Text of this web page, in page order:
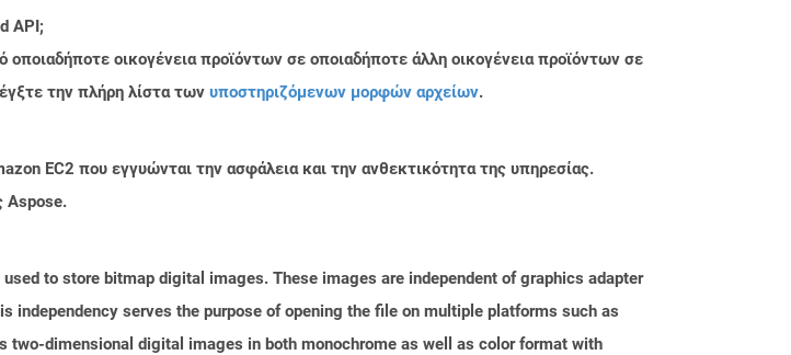
API;
οικογένεια προϊόντων σε οποιαδήποτε άλλη οικογένεια προϊόντων σε
την πλήρη λίστα των υποστηριζόμενων μορφών αρχείων.
EC2 που εγγυώνται την ασφάλεια και την ανθεκτικότητα της υπηρεσίας.
Aspose.
to store bitmap digital images. These images are independent of graphics adapter
independency serves the purpose of opening the file on multiple platforms such as
two-dimensional digital images in both monochrome as well as color format with